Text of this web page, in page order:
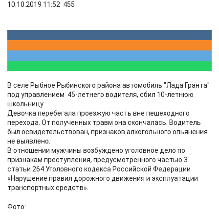
10.10.2019 11:52 455
В селе Рыбное Рыбинского района автомобиль "Лада Гранта"
под управлением 45-летнего водителя, сбил 10-летнюю
школьницу.
Девочка перебегала проезжую часть вне пешеходного
перехода. От полученных травм она скончалась. Водитель
был освидетельствован, признаков алкогольного опьянения
не выявлено.
В отношении мужчины возбуждено уголовное дело по
признакам преступления, предусмотренного частью 3
статьи 264 Уголовного кодекса Российской Федерации
«Нарушение правил дорожного движения и эксплуатации
транспортных средств».
Фото: